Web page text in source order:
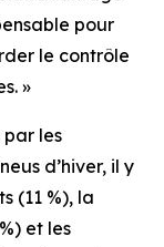
pour
le contrôle
»
par les
d’hiver, il y
(11 %), la
et les